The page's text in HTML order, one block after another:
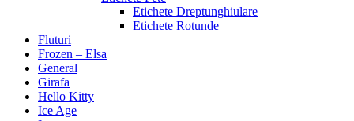
Etichete Dreptunghiulare
Etichete Rotunde
Fluturi
Frozen – Elsa
General
Girafa
Hello Kitty
Ice Age